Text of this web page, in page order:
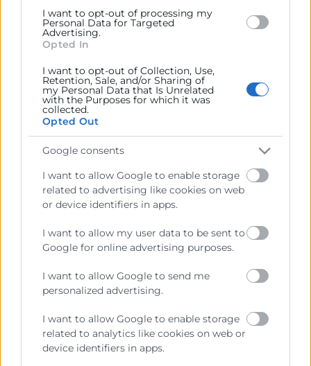
I want to opt-out of processing my
Personal Data for Targeted
Advertising.
Opted In
I want to opt-out of Collection, Use,
Retention, Sale, and/or Sharing of
my Personal Data that Is Unrelated
with the Purposes for which it was
collected.
Opted Out
Google consents
I want to allow Google to enable storage
related to advertising like cookies on web
or device identifiers in apps.
I want to allow my user data to be sent to
Google for online advertising purposes.
I want to allow Google to send me
personalized advertising.
I want to allow Google to enable storage
related to analytics like cookies on web or
device identifiers in apps.
Representar, promocionar y defender los intereses
generales del comercio, la industria y la navegación.
Ejercitar las competencias de carácter público
previstas en la Ley, o que puedan encomendar y
delegar las Administraciones Públicas.
Contacto
Sobre la Cámara
Perfil del contratante
Precio mesa citricos
Enlaces de Interés